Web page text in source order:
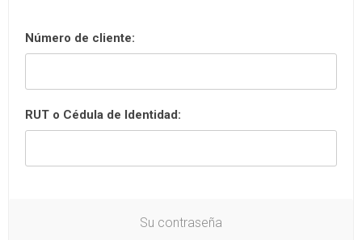
Número de cliente:
RUT o Cédula de Identidad:
Su contraseña